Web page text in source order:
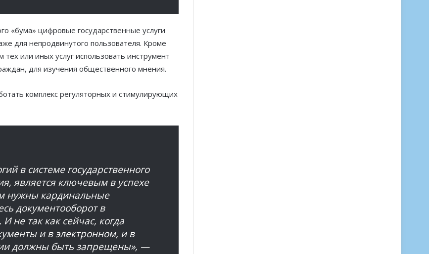
«бума» цифровые государственные услуги
для непродвинутого пользователя. Кроме
или иных услуг использовать инструмент
для изучения общественного мнения.
комплекс регуляторных и стимулирующих
в системе государственного
является ключевым в успехе
нужны кардинальные
документооборот в
не так как сейчас, когда
и в электронном, и в
должны быть запрещены», —